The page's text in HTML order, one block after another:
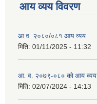
आय व्यय विवरण
आ.व. २०८०/०८१ आय व्यय
मिति: 01/11/2025 - 11:32
आ. व. २०७९-०८० को आय व्यय
मिति: 02/07/2024 - 14:13